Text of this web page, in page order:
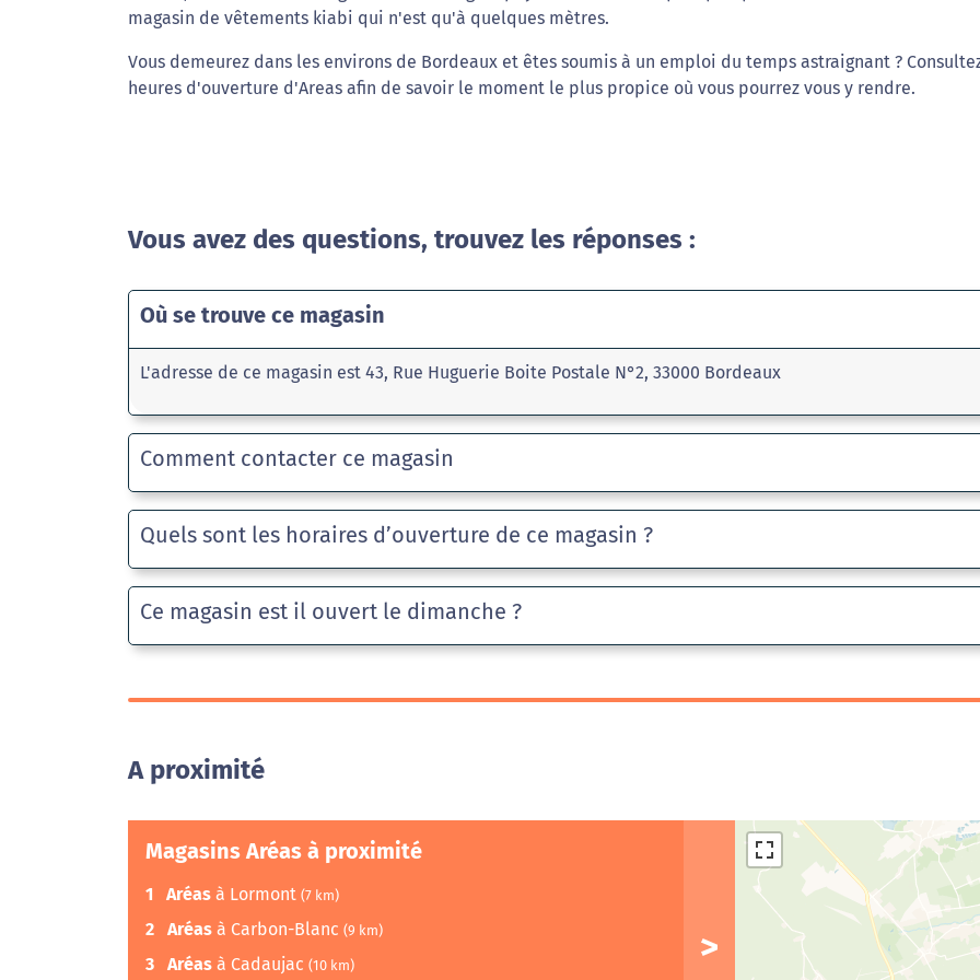
magasin de vêtements kiabi qui n'est qu'à quelques mètres.
Vous demeurez dans les environs de Bordeaux et êtes soumis à un emploi du temps astraignant ?
heures d'ouverture d'Areas afin de savoir le moment le plus propice où vous pourrez vous y rendre.
Vous avez des questions, trouvez les réponses :
Où se trouve ce magasin
L'adresse de ce magasin est 43, Rue Huguerie Boite Postale N°2, 33000 Bordeaux
Comment contacter ce magasin
Quels sont les horaires d’ouverture de ce magasin ?
Ce magasin est il ouvert le dimanche ?
A proximité
Magasins Aréas à proximité
1 Aréas à Lormont (7 km)
2 Aréas à Carbon-Blanc (9 km)
3 Aréas à Cadaujac (10 km)